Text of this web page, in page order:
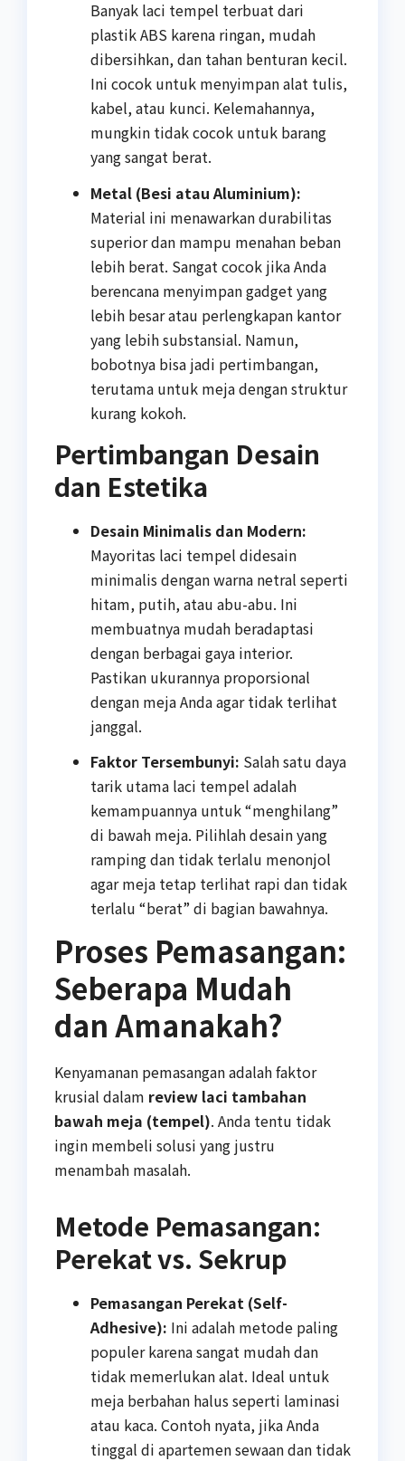
Banyak laci tempel terbuat dari
plastik ABS karena ringan, mudah
dibersihkan, dan tahan benturan kecil.
Ini cocok untuk menyimpan alat tulis,
kabel, atau kunci. Kelemahannya,
mungkin tidak cocok untuk barang
yang sangat berat.
Metal (Besi atau Aluminium):
Material ini menawarkan durabilitas
superior dan mampu menahan beban
lebih berat. Sangat cocok jika Anda
berencana menyimpan gadget yang
lebih besar atau perlengkapan kantor
yang lebih substansial. Namun,
bobotnya bisa jadi pertimbangan,
terutama untuk meja dengan struktur
kurang kokoh.
Pertimbangan Desain
dan Estetika
Desain Minimalis dan Modern:
Mayoritas laci tempel didesain
minimalis dengan warna netral seperti
hitam, putih, atau abu-abu. Ini
membuatnya mudah beradaptasi
dengan berbagai gaya interior.
Pastikan ukurannya proporsional
dengan meja Anda agar tidak terlihat
janggal.
Faktor Tersembunyi: Salah satu daya
tarik utama laci tempel adalah
kemampuannya untuk “menghilang”
di bawah meja. Pilihlah desain yang
ramping dan tidak terlalu menonjol
agar meja tetap terlihat rapi dan tidak
terlalu “berat” di bagian bawahnya.
Proses Pemasangan:
Seberapa Mudah
dan Amanakah?
Kenyamanan pemasangan adalah faktor
krusial dalam review laci tambahan
bawah meja (tempel). Anda tentu tidak
ingin membeli solusi yang justru
menambah masalah.
Metode Pemasangan:
Perekat vs. Sekrup
Pemasangan Perekat (Self-
Adhesive): Ini adalah metode paling
populer karena sangat mudah dan
tidak memerlukan alat. Ideal untuk
meja berbahan halus seperti laminasi
atau kaca. Contoh nyata, jika Anda
tinggal di apartemen sewaan dan tidak